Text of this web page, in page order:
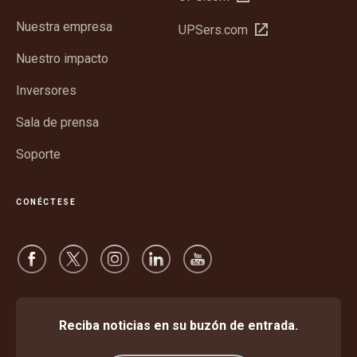
Nuestra empresa
Nuestro impacto
Inversores
Sala de prensa
Soporte
una
UPSers.com Abrir
CONÉCTESE
Reciba noticias en su buzón de entrada.